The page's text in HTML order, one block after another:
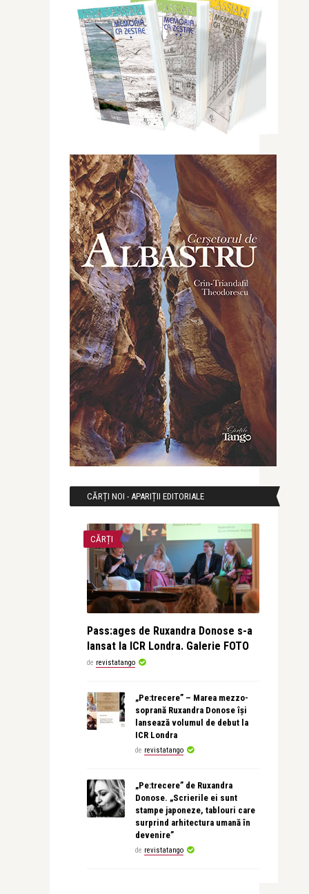
CĂRȚI NOI - APARIȚII EDITORIALE
CĂRȚI
Pass:ages de Ruxandra Donose s-a
lansat la ICR Londra. Galerie FOTO
de revistatango
„Pe:trecere” – Marea mezzo-
soprană Ruxandra Donose își
lansează volumul de debut la
ICR Londra
de revistatango
„Pe:trecere” de Ruxandra
Donose. „Scrierile ei sunt
stampe japoneze, tablouri care
surprind arhitectura umană în
devenire”
de revistatango